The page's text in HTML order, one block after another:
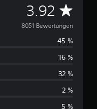
3.92 D
u
r
c
h
8051 Bewertungen
45 %
16 %
32 %
2 %
5 %